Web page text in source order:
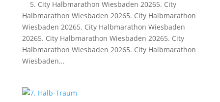
5. City Halbmarathon Wiesbaden 20265. City
Halbmarathon Wiesbaden 20265. City Halbmarathon
Wiesbaden 20265. City Halbmarathon Wiesbaden
20265. City Halbmarathon Wiesbaden 20265. City
Halbmarathon Wiesbaden 20265. City Halbmarathon
Wiesbaden...